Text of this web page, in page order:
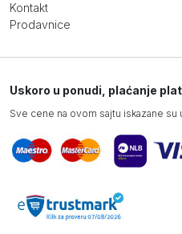
Kontakt
Prodavnice
Uskoro u ponudi, plaćanje
Sve cene na ovom sajtu iskazane su